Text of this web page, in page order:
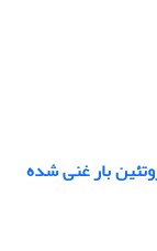
بار غنی شده